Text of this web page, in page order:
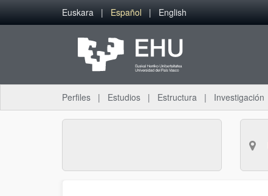
Saltar al contenido principal
Euskara Español English
Perfiles Estudios Estructura Investigación